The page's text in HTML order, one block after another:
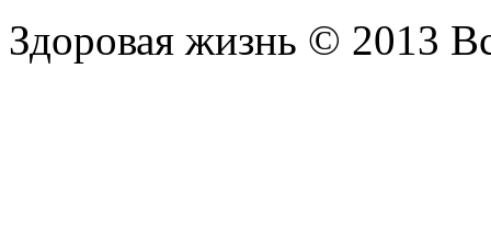
Здоровая жизнь © 2013